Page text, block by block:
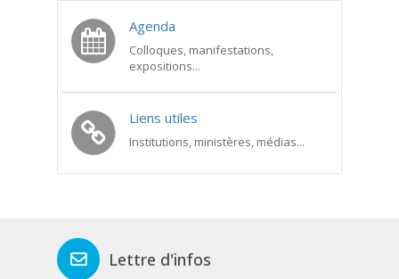
Agenda
Colloques, manifestations,
expositions...
Liens utiles
Institutions, ministères, médias...
Lettre d'infos